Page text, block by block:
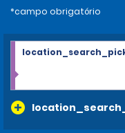
*campo obrigatório